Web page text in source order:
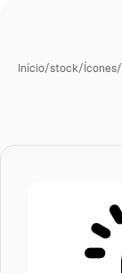
Início/stock/Ícones/